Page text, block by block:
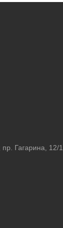
Гагарина, 12/1